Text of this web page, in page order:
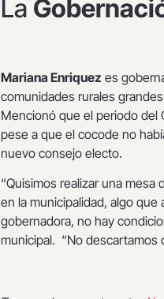
La
Mariana Enriquez es
comunidades rurales
Mencionó que el periodo del
pese a que el cocode no
nuevo consejo electo.
“Quisimos realizar una mesa
en la municipalidad, algo
gobernadora, no hay
municipal. “No descartamos